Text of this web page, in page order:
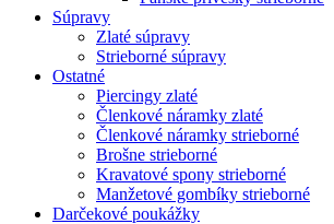
Súpravy
Zlaté súpravy
Strieborné súpravy
Ostatné
Piercingy zlaté
Členkové náramky zlaté
Členkové náramky strieborné
Brošne strieborné
Kravatové spony strieborné
Manžetové gombíky strieborné
Darčekové poukážky